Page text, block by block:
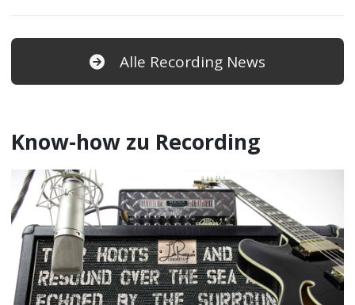
Alle Recording News
Know-how zu Recording